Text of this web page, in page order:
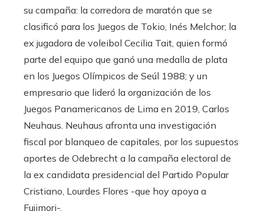
su campaña: la corredora de maratón que se
clasificó para los Juegos de Tokio, Inés Melchor; la
ex jugadora de voleibol Cecilia Tait, quien formó
parte del equipo que ganó una medalla de plata
en los Juegos Olímpicos de Seúl 1988; y un
empresario que lideró la organización de los
Juegos Panamericanos de Lima en 2019, Carlos
Neuhaus. Neuhaus afronta una investigación
fiscal por blanqueo de capitales, por los supuestos
aportes de Odebrecht a la campaña electoral de
la ex candidata presidencial del Partido Popular
Cristiano, Lourdes Flores -que hoy apoya a
Fujimori-.